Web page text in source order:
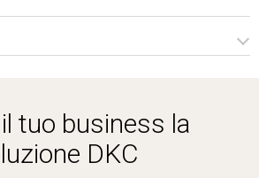
tuo business la
DKC